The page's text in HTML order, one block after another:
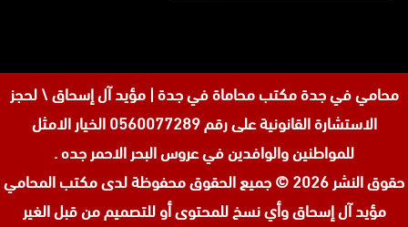
محامي في جدةمكتب محاماة في جدة | مؤيد آل إسحاق \ لحجز
الاستشارة القانونية على رقم 0560077289 الخيار الامثل
للمواطنين والوافدين في عروس البحر الاحمر جده .
حقوق النشر 2026 © جميع الحقوق محفوظة لدى
مكتب المحامي
مؤيد آل إسحاق وأي نسخ للمحتوى أو للتصميم من قبل الغير